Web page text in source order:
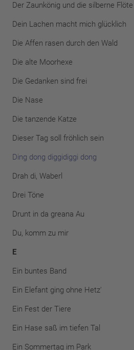
Der Zaunkönig und die silberne Flöte
Dein Lachen macht mich glücklich
Die Affen rasen durch den Wald
Die alte Moorhexe
Die Gedanken sind frei
Die Nase
Die tanzende Katze
Dieser Tag soll fröhlich sein
Ding dong diggidiggi dong
Drah di, Waberl
Drei Töne
Drunt in da greana Au
Du, komm zu mir
E
Ein buntes Band
Ein Elefant ging ohne Hetz'
Ein Fest der Tiere
Ein Hase saß im tiefen Tal
Ein Sommertag im Park